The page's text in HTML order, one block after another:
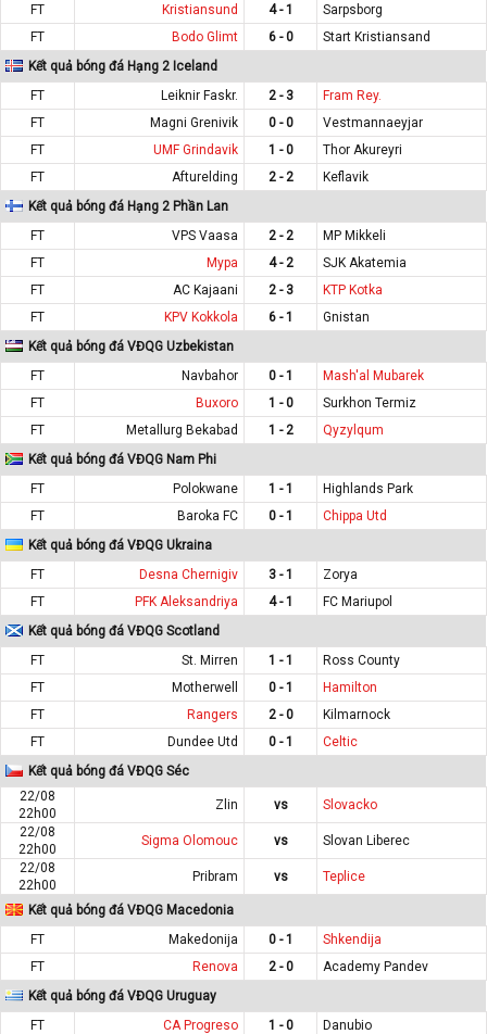
FT
Kristiansund 4 - 1
Sarpsborg
FT
Bodo Glimt 6 - 0
Start Kristiansand
Kết quả bóng đá Hạng 2 Iceland
FT
Leiknir Faskr. 2 - 3
Fram Rey.
FT
Magni Grenivik 0 - 0
Vestmannaeyjar
FT
UMF Grindavik 1 - 0
Thor Akureyri
FT
Afturelding 2 - 2
Keflavik
Kết quả bóng đá Hạng 2 Phần Lan
FT
VPS Vaasa 2 - 2
MP Mikkeli
FT
Mypa 4 - 2
SJK Akatemia
FT
AC Kajaani 2 - 3
KTP Kotka
FT
KPV Kokkola 6 - 1
Gnistan
Kết quả bóng đá VĐQG Uzbekistan
FT
Navbahor 0 - 1
Mash'al Mubarek
FT
Buxoro 1 - 0
Surkhon Termiz
FT
Metallurg Bekabad 1 - 2
Qyzylqum
Kết quả bóng đá VĐQG Nam Phi
FT
Polokwane 1 - 1
Highlands Park
FT
Baroka FC 0 - 1
Chippa Utd
Kết quả bóng đá VĐQG Ukraina
FT
Desna Chernigiv 3 - 1
Zorya
FT
PFK Aleksandriya 4 - 1
FC Mariupol
Kết quả bóng đá VĐQG Scotland
FT
St. Mirren 1 - 1
Ross County
FT
Motherwell 0 - 1
Hamilton
FT
Rangers 2 - 0
Kilmarnock
FT
Dundee Utd 0 - 1
Celtic
Kết quả bóng đá VĐQG Séc
22/08
22h00
Zlin vs
Slovacko
22/08
22h00
Sigma Olomouc vs
Slovan Liberec
22/08
22h00
Pribram vs Teplice
Kết quả bóng đá VĐQG Macedonia
FT
Makedonija 0 - 1
Shkendija
FT
Renova 2 - 0
Academy Pandev
Kết quả bóng đá VĐQG Uruguay
FT
CA Progreso 1 - 0
Danubio